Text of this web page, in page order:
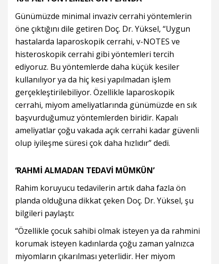
Günümüzde minimal invaziv cerrahi yöntemlerin
öne çıktığını dile getiren Doç. Dr. Yüksel, “Uygun
hastalarda laparoskopik cerrahi, v-NOTES ve
histeroskopik cerrahi gibi yöntemleri tercih
ediyoruz. Bu yöntemlerde daha küçük kesiler
kullanılıyor ya da hiç kesi yapılmadan işlem
gerçekleştirilebiliyor. Özellikle laparoskopik
cerrahi, miyom ameliyatlarında günümüzde en sık
başvurduğumuz yöntemlerden biridir. Kapalı
ameliyatlar çoğu vakada açık cerrahi kadar güvenli
olup iyileşme süresi çok daha hızlıdır” dedi.
‘RAHMİ ALMADAN TEDAVİ MÜMKÜN’
Rahim koruyucu tedavilerin artık daha fazla ön
planda olduğuna dikkat çeken Doç. Dr. Yüksel, şu
bilgileri paylaştı:
“Özellikle çocuk sahibi olmak isteyen ya da rahmini
korumak isteyen kadınlarda çoğu zaman yalnızca
miyomların çıkarılması yeterlidir. Her miyom